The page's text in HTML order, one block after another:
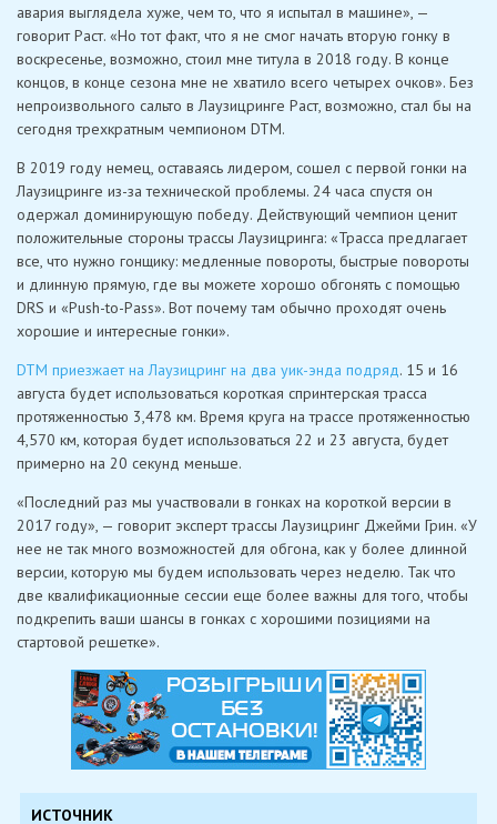
авария выглядела хуже, чем то, что я испытал в машине», —
говорит Раст. «Но тот факт, что я не смог начать вторую гонку в
воскресенье, возможно, стоил мне титула в 2018 году. В конце
концов, в конце сезона мне не хватило всего четырех очков». Без
непроизвольного сальто в Лаузицринге Раст, возможно, стал бы на
сегодня трехкратным чемпионом DTM.
В 2019 году немец, оставаясь лидером, сошел с первой гонки на
Лаузицринге из-за технической проблемы. 24 часа спустя он
одержал доминирующую победу. Действующий чемпион ценит
положительные стороны трассы Лаузицринга: «Трасса предлагает
все, что нужно гонщику: медленные повороты, быстрые повороты
и длинную прямую, где вы можете хорошо обгонять с помощью
DRS и «Push-to-Pass». Вот почему там обычно проходят очень
хорошие и интересные гонки».
DTM приезжает на Лаузицринг на два уик-энда подряд. 15 и 16
августа будет использоваться короткая спринтерская трасса
протяженностью 3,478 км. Время круга на трассе протяженностью
4,570 км, которая будет использоваться 22 и 23 августа, будет
примерно на 20 секунд меньше.
«Последний раз мы участвовали в гонках на короткой версии в
2017 году», — говорит эксперт трассы Лаузицринг Джейми Грин. «У
нее не так много возможностей для обгона, как у более длинной
версии, которую мы будем использовать через неделю. Так что
две квалификационные сессии еще более важны для того, чтобы
подкрепить ваши шансы в гонках с хорошими позициями на
стартовой решетке».
ИСТОЧНИК